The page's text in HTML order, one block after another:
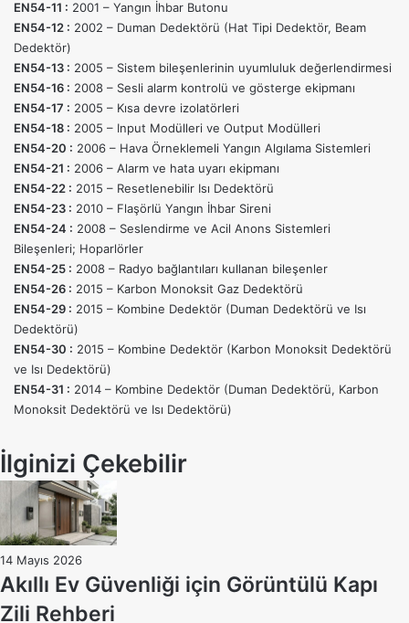
EN54-11 : 2001 – Yangın İhbar Butonu
EN54-12 : 2002 – Duman Dedektörü (Hat Tipi Dedektör, Beam
Dedektör)
EN54-13 : 2005 – Sistem bileşenlerinin uyumluluk değerlendirmesi
EN54-16 : 2008 – Sesli alarm kontrolü ve gösterge ekipmanı
EN54-17 : 2005 – Kısa devre izolatörleri
EN54-18 : 2005 – Input Modülleri ve Output Modülleri
EN54-20 : 2006 – Hava Örneklemeli Yangın Algılama Sistemleri
EN54-21 : 2006 – Alarm ve hata uyarı ekipmanı
EN54-22 : 2015 – Resetlenebilir Isı Dedektörü
EN54-23 : 2010 – Flaşörlü Yangın İhbar Sireni
EN54-24 : 2008 – Seslendirme ve Acil Anons Sistemleri
Bileşenleri; Hoparlörler
EN54-25 : 2008 – Radyo bağlantıları kullanan bileşenler
EN54-26 : 2015 – Karbon Monoksit Gaz Dedektörü
EN54-29 : 2015 – Kombine Dedektör (Duman Dedektörü ve Isı
Dedektörü)
EN54-30 : 2015 – Kombine Dedektör (Karbon Monoksit Dedektörü
ve Isı Dedektörü)
EN54-31 : 2014 – Kombine Dedektör (Duman Dedektörü, Karbon
Monoksit Dedektörü ve Isı Dedektörü)
İlginizi Çekebilir
14 Mayıs 2026
Akıllı Ev Güvenliği için Görüntülü Kapı
Zili Rehberi